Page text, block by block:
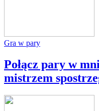
Gra w pary
Połącz pary w
mistrzem